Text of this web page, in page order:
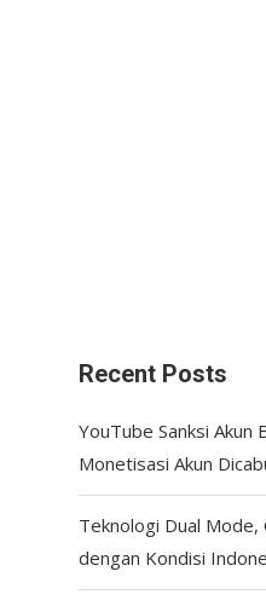
Recent Posts
YouTube Sanksi Akun
Monetisasi Akun
Teknologi Dual
dengan Kondisi